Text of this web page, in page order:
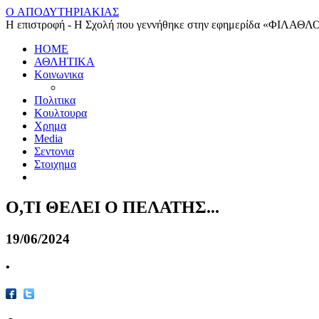
O ΑΠΟΔΥΤΗΡΙΑΚΙΑΣ
Η επιστροφή - Η Σχολή που γεννήθηκε στην εφημερίδα
HOME
ΑΘΛΗΤΙΚΑ
Κοινωνικα
Πολιτικα
Κουλτουρα
Χρημα
Media
Σεντονια
Στοιχημα
Ο,ΤΙ ΘΕΛΕΙ Ο ΠΕΛΑΤΗΣ...
19/06/2024
•